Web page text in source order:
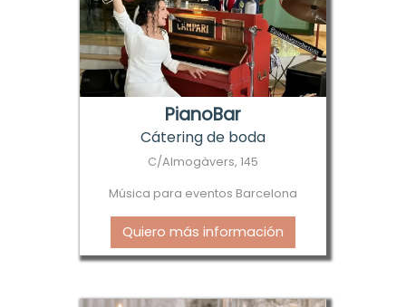
PianoBar
Cátering de boda
C/Almogàvers, 145
Música para eventos Barcelona
Quiero más información